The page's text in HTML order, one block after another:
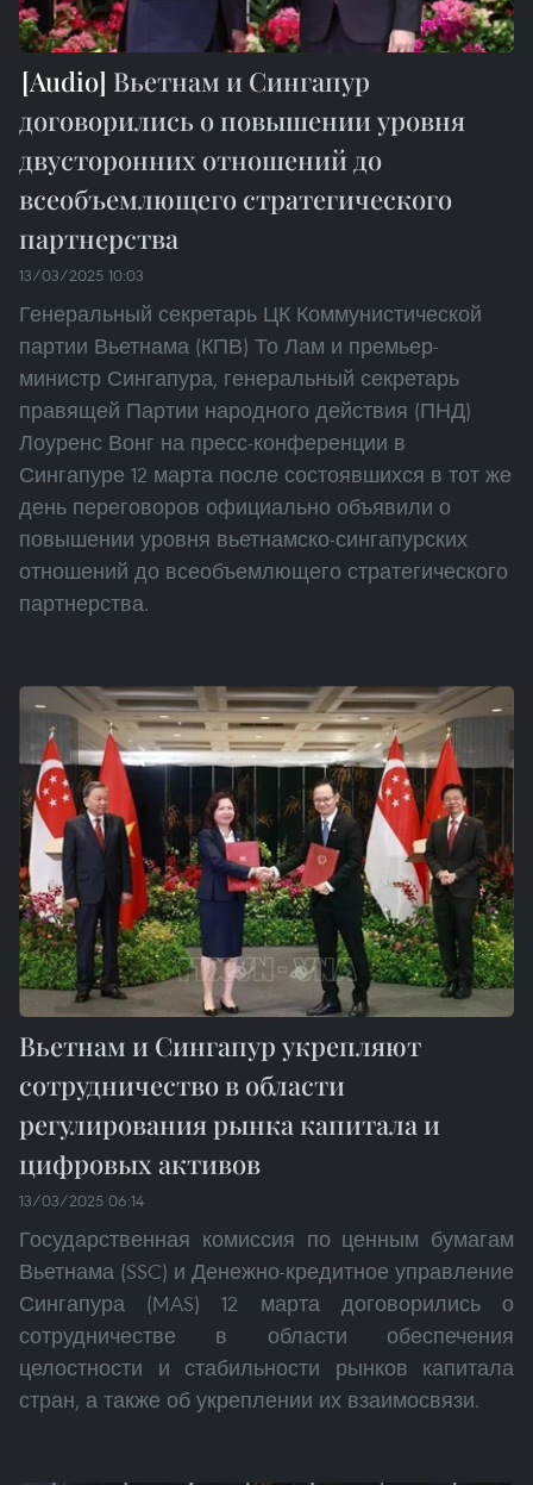
Вьетнам и Сингапур
договорились о повышении уровня
двусторонних отношений до
всеобъемлющего стратегического
партнерства
13/03/2025 10:03
Генеральный секретарь ЦК Коммунистической
партии Вьетнама (КПВ) То Лам и премьер-
министр Сингапура, генеральный секретарь
правящей Партии народного действия (ПНД)
Лоуренс Вонг на пресс-конференции в
Сингапуре 12 марта после состоявшихся в тот же
день переговоров официально объявили о
повышении уровня вьетнамско-сингапурских
отношений до всеобъемлющего стратегического
партнерства.
Вьетнам и Сингапур укрепляют
сотрудничество в области
регулирования рынка капитала и
цифровых активов
13/03/2025 06:14
Государственная комиссия по ценным бумагам
Вьетнама (SSC) и Денежно-кредитное управление
Сингапура (MAS) 12 марта договорились о
сотрудничестве в области обеспечения
целостности и стабильности рынков капитала
стран, а также об укреплении их взаимосвязи.